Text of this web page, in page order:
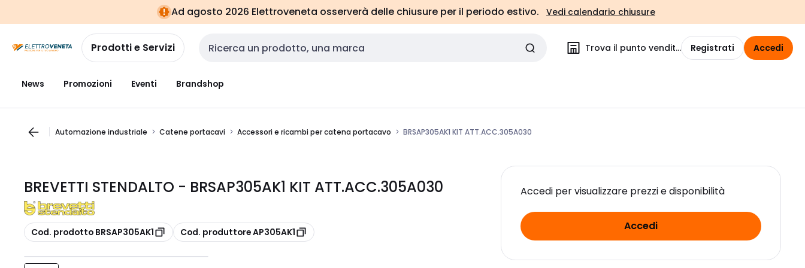
navigazionealla
pagina
Ad agosto 2026 Elettroveneta osserverà delle chiusure per il periodo estivo. Vedi calendario chiusure
Prodotti e Servizi Cerca input Trova il punto vendita Registrati Accedi
News Promozioni Eventi Brandshop
Automazione industriale Catene portacavi Accessori e ricambi per catena portacavo BRSAP305AK1 KIT ATT.ACC.305A030
BREVETTI STENDALTO - BRSAP305AK1 KIT ATT.ACC.305A030
copia
Cod. prodotto BRSAP305AK1 copia
Cod. produttore AP305AK1
Accedi per visualizzare prezzi e disponibilità
Accedi